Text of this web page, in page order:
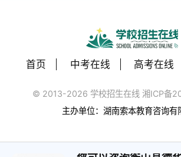
首页 中考在线 高考在线
© 2013-2026 学校招生在线 湘ICP备
主办单位：湖南索本教育咨询有